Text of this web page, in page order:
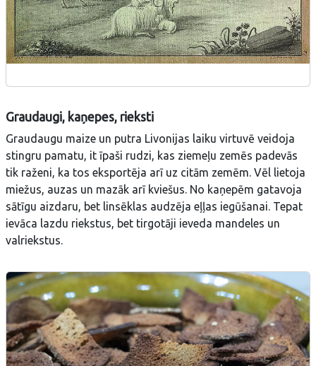
Graudaugi, kaņepes, rieksti
Graudaugu maize un putra Livonijas laiku virtuvē veidoja
stingru pamatu, it īpaši rudzi, kas ziemeļu zemēs padevās
tik raženi, ka tos eksportēja arī uz citām zemēm. Vēl lietoja
miežus, auzas un mazāk arī kviešus. No kaņepēm gatavoja
sātīgu aizdaru, bet linsēklas audzēja eļļas iegūšanai. Tepat
ievāca lazdu riekstus, bet tirgotāji ieveda mandeles un
valriekstus.